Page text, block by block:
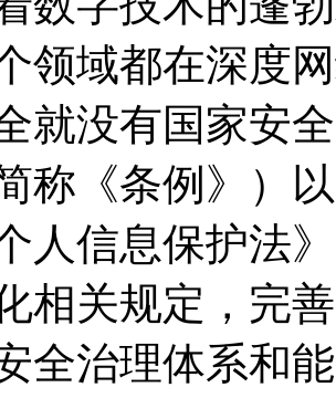
领域都在深度
就没有国家安
称《条例》）
人信息保护法
相关规定，完
全治理体系和